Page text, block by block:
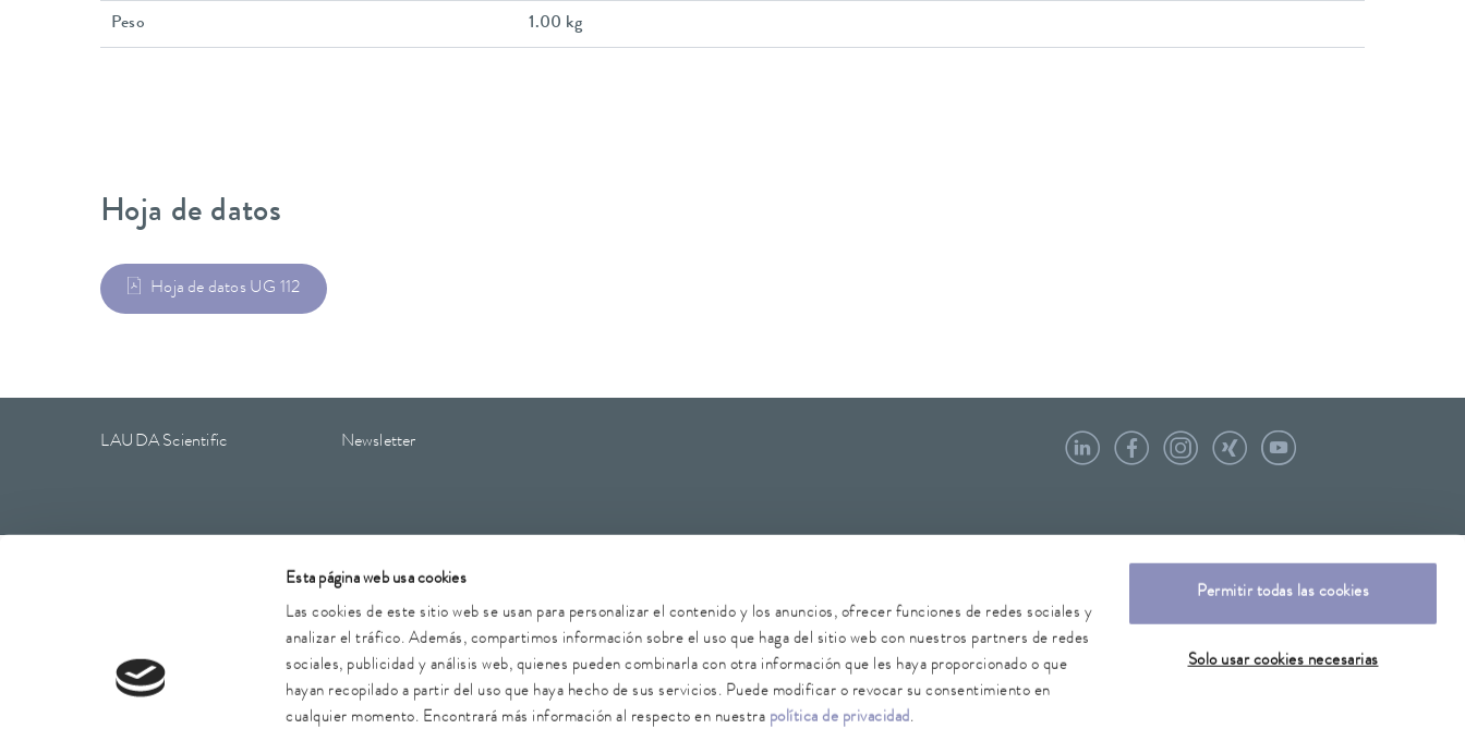
Esta página web usa cookies
Las cookies de este sitio web se usan para personalizar el contenido y los anuncios, ofrecer funciones de redes sociales y
analizar el tráfico. Además, compartimos información sobre el uso que haga del sitio web con nuestros partners de redes
sociales, publicidad y análisis web, quienes pueden combinarla con otra información que les haya proporcionado o que
hayan recopilado a partir del uso que haya hecho de sus servicios. Puede modificar o revocar su consentimiento en
cualquier momento. Encontrará más información al respecto en nuestra política de privacidad.
Permitir todas las cookies
Solo usar cookies necesarias
Peso 1.00 kg
Hoja de datos
Hoja de datos UG 112
LAUDA Scientific Newsletter